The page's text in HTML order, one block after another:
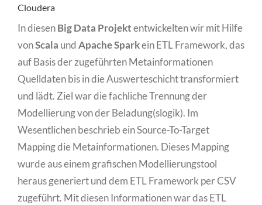
Cloudera
In diesenBig Data Projektentwickelten wir mit Hilfe
vonScala undApache Sparkein ETL Framework, das
auf Basis der zugeführten Metainformationen
Quelldaten bis in die Auswerteschicht transformiert
und lädt. Ziel war die fachliche Trennung der
Modellierung von der Beladung(slogik). Im
Wesentlichen beschrieb ein Source-To-Target
Mapping die Metainformationen. Dieses Mapping
wurde aus einem grafischen Modellierungstool
heraus generiert und dem ETL Framework per CSV
zugeführt. Mit diesen Informationen war das ETL